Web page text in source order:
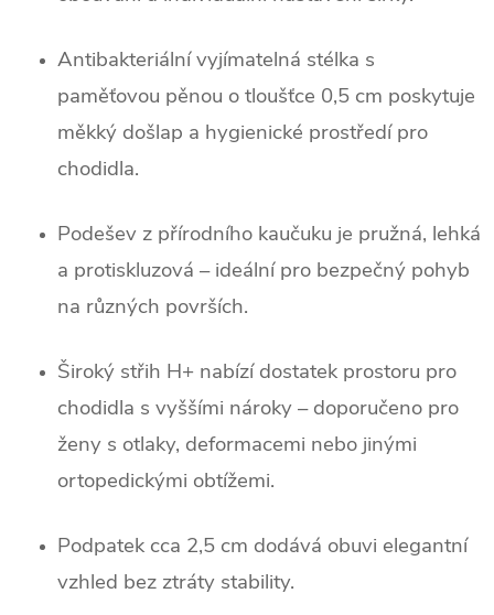
Antibakteriální vyjímatelná stélka s
paměťovou pěnou o tloušťce 0,5 cm poskytuje
měkký došlap a hygienické prostředí pro
chodidla.
Podešev z přírodního kaučuku je pružná, lehká
a protiskluzová – ideální pro bezpečný pohyb
na různých površích.
Široký střih H+ nabízí dostatek prostoru pro
chodidla s vyššími nároky – doporučeno pro
ženy s otlaky, deformacemi nebo jinými
ortopedickými obtížemi.
Podpatek cca 2,5 cm dodává obuvi elegantní
vzhled bez ztráty stability.